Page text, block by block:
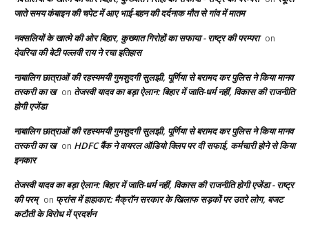
जाते समय कंबाइन की चपेट में आए भाई-बहन की दर्दनाक मौत से गांव में मातम
नक्सलियों के खात्मे की ओर बिहार, कुख्यात गिरोहों का सफाया - राष्ट्र की परम्परा on
देवरिया की बेटी पल्लवी राय ने रचा इतिहास
नाबालिग छात्राओं की रहस्यमयी गुमशुदगी सुलझी, पूर्णिया से बरामद कर पुलिस ने किया मानव
तस्करी का ख on तेजस्वी यादव का बड़ा ऐलान: बिहार में जाति-धर्म नहीं, विकास की राजनीति
होगी एजेंडा
नाबालिग छात्राओं की रहस्यमयी गुमशुदगी सुलझी, पूर्णिया से बरामद कर पुलिस ने किया मानव
तस्करी का ख on HDFC बैंक ने वायरल ऑडियो क्लिप पर दी सफाई, कर्मचारी होने से किया
इनकार
तेजस्वी यादव का बड़ा ऐलान: बिहार में जाति-धर्म नहीं, विकास की राजनीति होगी एजेंडा - राष्ट्र
की परम् on फ्रांस में हाहाकार: मैक्रॉन सरकार के खिलाफ सड़कों पर उतरे लोग, बजट
कटौती के विरोध में प्रदर्शन